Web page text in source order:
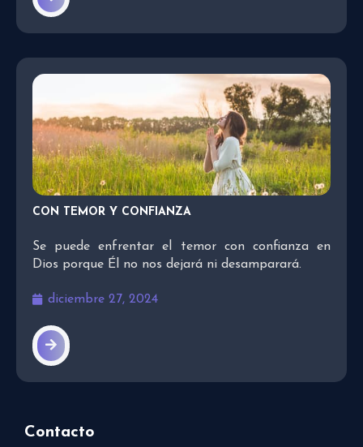
CON TEMOR Y CONFIANZA
Se puede enfrentar el temor con confianza en
Dios porque Él no nos dejará ni desamparará.
diciembre 27, 2024
Contacto